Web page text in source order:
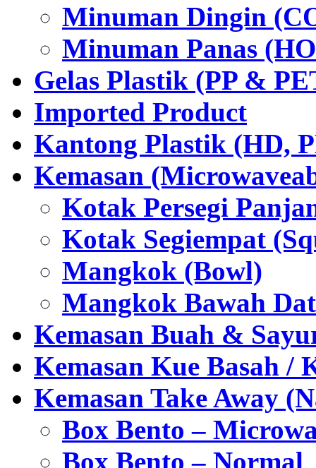
Minuman Dingin
Minuman Panas
Gelas Plastik (PP &
Imported Product
Kantong Plastik (HD,
Kemasan
Kotak Persegi
Kotak Segiempat
Mangkok (Bowl)
Mangkok Bawah
Kemasan Buah &
Kemasan Kue Basah /
Kemasan Take Away
Box Bento –
Box Bento – Normal